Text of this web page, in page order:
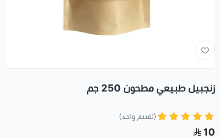
زنجبيل طبيعي مطحون 250 جم
(تقييم واحد)
10